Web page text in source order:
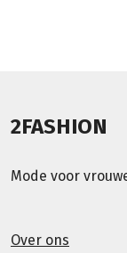
2FASHION
Mode voor
Over ons